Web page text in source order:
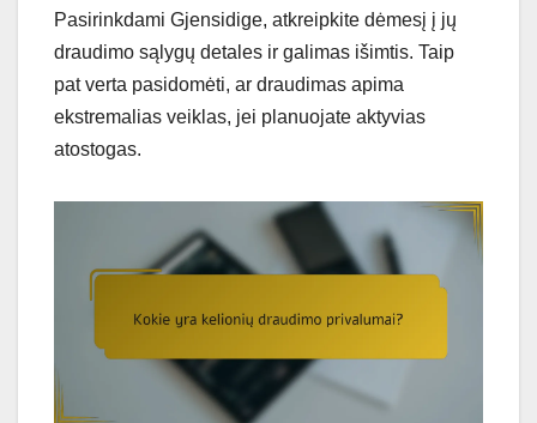
Pasirinkdami Gjensidige, atkreipkite dėmesį į jų
draudimo sąlygų detales ir galimas išimtis. Taip
pat verta pasidomėti, ar draudimas apima
ekstremalias veiklas, jei planuojate aktyvias
atostogas.